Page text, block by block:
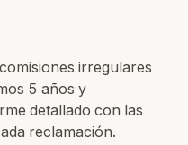
irregulares
5 años y
detallado con las
reclamación.